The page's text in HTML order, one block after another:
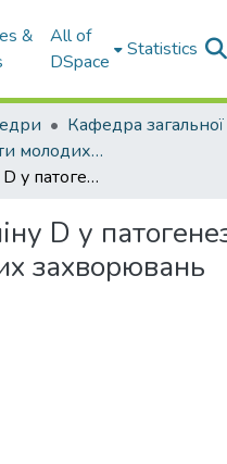
&
All of
DSpace
Statistics
Наукові роботи молодих дослідників. Кафедра загальної практики – сімейної медицини та внутрішніх хвороб
Роль вітаміну D у патогенезі аутоімунних захворювань
D у
захворювань